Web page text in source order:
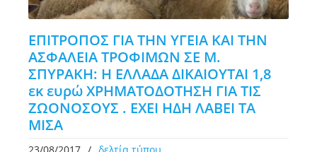
ΕΠΙΤΡΟΠΟΣ ΓΙΑ ΤΗΝ ΥΓΕΙΑ ΚΑΙ ΤΗΝ
ΑΣΦΑΛΕΙΑ ΤΡΟΦΙΜΩΝ ΣΕ Μ.
ΣΠΥΡΑΚΗ: Η ΕΛΛΑΔΑ ΔΙΚΑΙΟΥΤΑΙ 1,8
εκ ευρώ ΧΡΗΜΑΤΟΔΟΤΗΣΗ ΓΙΑ ΤΙΣ
ΖΩΟΝΟΣΟΥΣ . ΕΧΕΙ ΗΔΗ ΛΑΒΕΙ ΤΑ
ΜΙΣΑ